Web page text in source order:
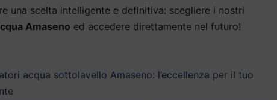
una scelta intelligente e definitiva: scegliere i nostri
Amaseno ed accedere direttamente nel futuro!
acqua sottolavello Amaseno: l’eccellenza per il tuo